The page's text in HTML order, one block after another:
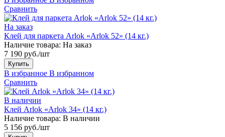
Сравнить
На заказ
Клей для паркета Arlok «Arlok 52» (14 кг.)
Наличие товара: На заказ
7 190 руб./шт
Купить
В избранное В избранном
Сравнить
В наличии
Клей Arlok «Arlok 34» (14 кг.)
Наличие товара: В наличии
5 156 руб./шт